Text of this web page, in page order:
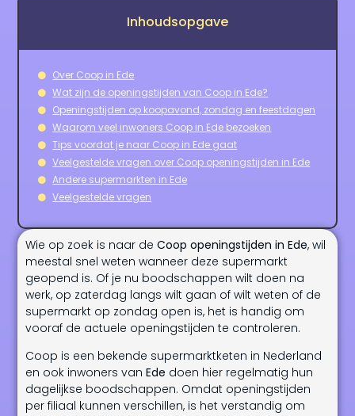
Wie op zoek is naar deCoop openingstijden in Ede, wil
meestal snel weten wanneer deze supermarkt
geopend is. Of je nu boodschappen wilt doen na
werk, op zaterdag langs wilt gaan of wilt weten of de
supermarkt op zondag open is, het is handig om
vooraf de actuele openingstijden te controleren.
Coop is een bekende supermarktketen in Nederland
en ook inwoners vanEde doen hier regelmatig hun
dagelijkse boodschappen. Omdat openingstijden
per filiaal kunnen verschillen, is het verstandig om
Inhoudsopgave
Over Coop in Ede
Wat zijn de openingstijden van Coop in Ede?
Openingstijden op koopavond, zondag en feestdagen
Waarom veel inwoners Coop in Ede bezoeken
Tips voordat je naar Coop in Ede gaat
Veelgestelde vragen over Coop openingstijden in Ede
Andere supermarkten in Ede
Veelgestelde vragen